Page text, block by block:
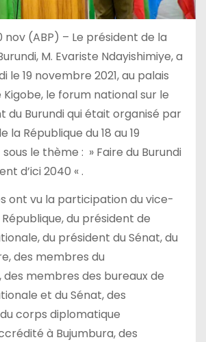
nov (ABP) – Le président de la
M. Evariste Ndayishimiye, a
le 19 novembre 2021, au palais
le forum national sur le
du Burundi qui était organisé par
la République du 18 au 19
le thème : » Faire du Burundi
d’ici 2040 « .
ont vu la participation du vice-
du président de
du président du Sénat, du
des membres du
membres des bureaux de
et du Sénat, des
corps diplomatique
à Bujumbura, des